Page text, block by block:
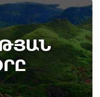
է Հյուսիս -
այս օրը (6